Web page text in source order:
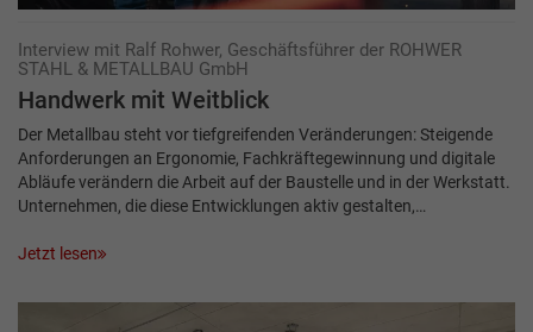
Interview mit Ralf Rohwer, Geschäftsführer der ROHWER
STAHL & METALLBAU GmbH
Handwerk mit Weitblick
Der Metallbau steht vor tiefgreifenden Veränderungen: Steigende
Anforderungen an Ergonomie, Fachkräftegewinnung und digitale
Abläufe verändern die Arbeit auf der Baustelle und in der Werkstatt.
Unternehmen, die diese Entwicklungen aktiv gestalten,…
Jetzt lesen